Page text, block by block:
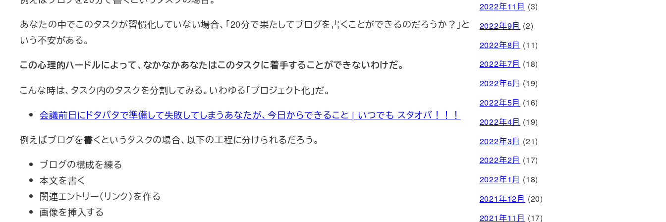
あなたの中でこのタスクが習慣化していない場合、「20分で果たしてブログを書くことができるのだろうか？」と
いう不安がある。
この心理的ハードルによって、なかなかあなたはこのタスクに着手することができないわけだ。
こんな時は、タスク内のタスクを分割してみる。いわゆる「プロジェクト化」だ。
会議前日にドタバタで準備して失敗してしまうあなたが、今日からできること | いつでも スタオバ！！！
例えばブログを書くというタスクの場合、以下の工程に分けられるだろう。
ブログの構成を練る
本文を書く
関連エントリー（リンク）を作る
画像を挿入する
2022年11月 (3)
2022年9月 (2)
2022年8月 (11)
2022年7月 (18)
2022年6月 (19)
2022年5月 (16)
2022年4月 (19)
2022年3月 (21)
2022年2月 (17)
2022年1月 (18)
2021年12月 (20)
2021年11月 (17)